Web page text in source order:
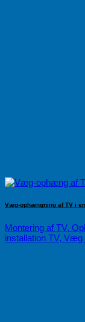
Væg-ophængning af TV i
Montering af TV,
installation TV,